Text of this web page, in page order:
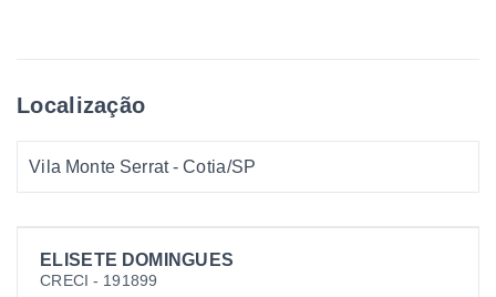
ELISETE DOMINGUES
CRECI - 191899
Localização
Vila Monte Serrat - Cotia/SP